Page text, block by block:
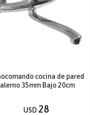
cocina de pared
35mm Bajo 20cm
USD 28